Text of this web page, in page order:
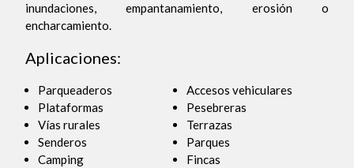
inundaciones, empantanamiento, erosión o
encharcamiento.
Aplicaciones:
Parqueaderos
Plataformas
Vías rurales
Senderos
Camping
Accesos vehiculares
Pesebreras
Terrazas
Parques
Fincas